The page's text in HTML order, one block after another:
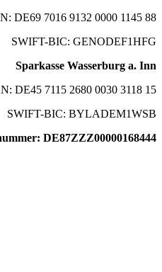
DE69 7016 9132 0000 1145 88
SWIFT-BIC: GENODEF1HFG
Sparkasse Wasserburg a. Inn
DE45 7115 2680 0030 3118 15
SWIFT-BIC: BYLADEM1WSB
DE87ZZZ00000168444